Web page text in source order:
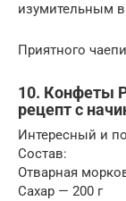
изумительным
Приятного
10. Конфеты
рецепт с
Интересный и
Состав:
Отварная
Сахар — 200 г